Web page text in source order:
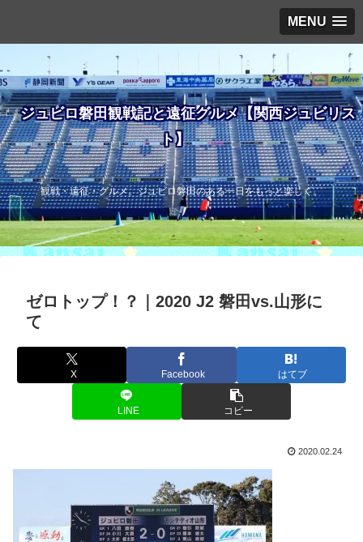
MENU
ジュビロ磐田観戦記と遠征グルメ【関西ジュビリス
ト】
観戦・遠征・グルメ。ジュビロ磐田のある一日をもっと楽しく。
ゼロトップ！？｜2020 J2 磐田vs.山形に
て
X Facebook はてブ
LINE コピー
2020.02.24